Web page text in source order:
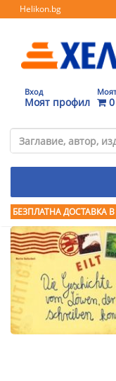
Helikon.bg
Вход
Моят профил
БЕЗПЛАТНА ДОСТАВКА